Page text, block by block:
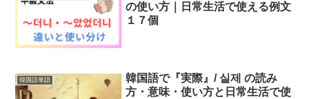
の使い方｜日常生活で使える例文
１７個
韓国語単語
韓国語で『実際』/ 실제 の読み
方・意味・使い方と日常生活で使